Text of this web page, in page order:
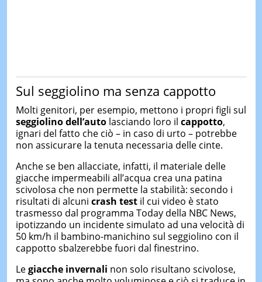
Sul seggiolino ma senza cappotto
Molti genitori, per esempio, mettono i propri figli sul
seggiolino dell’autolasciando loro il cappotto,
ignari del fatto che ciò – in caso di urto – potrebbe
non assicurare la tenuta necessaria delle cinte.
Anche se ben allacciate, infatti, il materiale delle
giacche impermeabili all’acqua crea una patina
scivolosa che non permette la stabilità: secondo i
risultati di alcuni crash testil cui video è stato
trasmesso dal programma Today della NBC News,
ipotizzando un incidente simulato ad una velocità di
50 km/h il bambino-manichino sul seggiolino con il
cappotto sbalzerebbe fuori dal finestrino.
Legiacche invernali non solo risultano scivolose,